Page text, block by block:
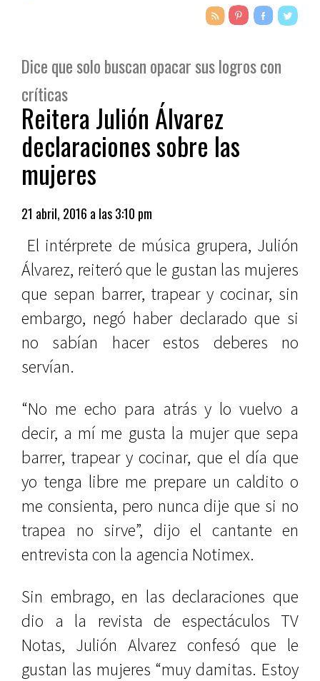
Dice que solo buscan opacar sus logros con
críticas
Reitera Julión Álvarez
declaraciones sobre las
mujeres
21 abril, 2016 a las 3:10 pm
El intérprete de música grupera, Julión
Álvarez, reiteró que le gustan las mujeres
que sepan barrer, trapear y cocinar, sin
embargo, negó haber declarado que si
no sabían hacer estos deberes no
servían.
“No me echo para atrás y lo vuelvo a
decir, a mí me gusta la mujer que sepa
barrer, trapear y cocinar, que el día que
yo tenga libre me prepare un caldito o
me consienta, pero nunca dije que si no
trapea no sirve”, dijo el cantante en
entrevista con la agencia Notimex.
Sin embrago, en las declaraciones que
dio a la revista de espectáculos TV
Notas, Julión Alvarez confesó que le
gustan las mujeres “muy damitas. Estoy